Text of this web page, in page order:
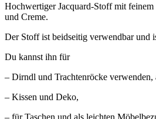
Hochwertiger Jacquard-Stoff mit feinem
und Creme.
Der Stoff ist beidseitig verwendbar und
Du kannst ihn für
– Dirndl und Trachtenröcke verwenden,
– Kissen und Deko,
– für Taschen und als leichten